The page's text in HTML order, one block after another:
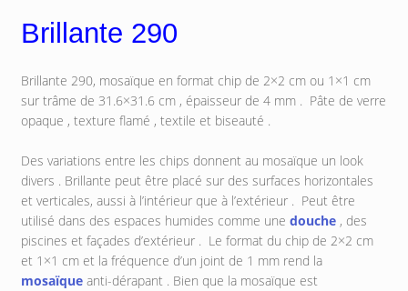
Brillante 290
Brillante 290, mosaïque en format chip de 2×2 cm ou 1×1 cm
sur trâme de 31.6×31.6 cm , épaisseur de 4 mm . Pâte de verre
opaque , texture flamé , textile et biseauté .
Des variations entre les chips donnent au mosaïque un look
divers . Brillante peut être placé sur des surfaces horizontales
et verticales, aussi à l’intérieur que à l’extérieur . Peut être
utilisé dans des espaces humides comme une douche, des
piscines et façades d’extérieur . Le format du chip de 2×2 cm
et 1×1 cm et la fréquence d’un joint de 1 mm rend la
mosaïqueanti-dérapant . Bien que la mosaïque est